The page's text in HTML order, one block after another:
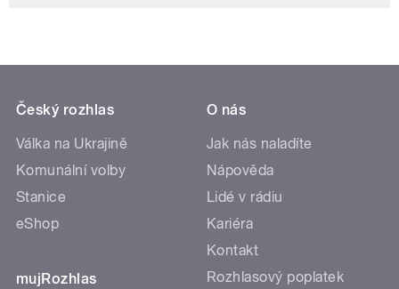
Český rozhlas
Válka na Ukrajině
Komunální volby
Stanice
eShop
mujRozhlas
O nás
Jak nás naladíte
Nápověda
Lidé v rádiu
Kariéra
Kontakt
Rozhlasový poplatek